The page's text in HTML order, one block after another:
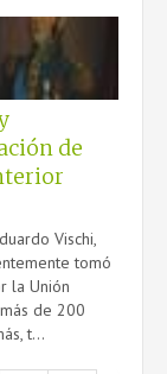
de
Vischi,
tomó
la Unión
de 200
t...